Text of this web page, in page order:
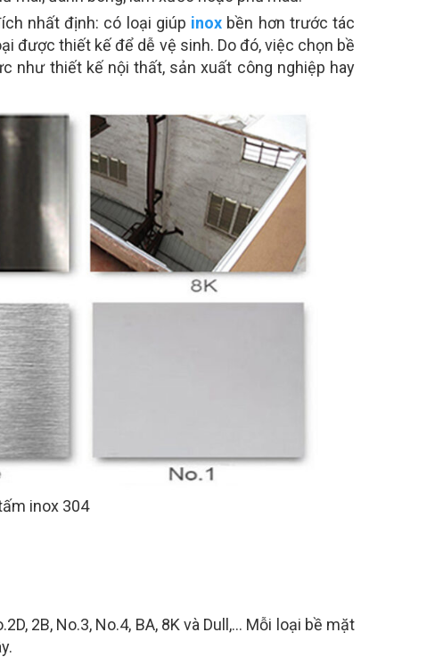
nhất định: có loại giúp inox bền hơn trước tác
được thiết kế để dễ vệ sinh. Do đó, việc chọn bề
như thiết kế nội thất, sản xuất công nghiệp hay
inox 304
2B, No.3, No.4, BA, 8K và Dull,… Mỗi loại bề mặt